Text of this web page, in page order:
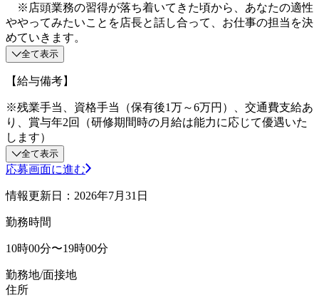
※店頭業務の習得が落ち着いてきた頃から、あなたの適性
ややってみたいことを店長と話し合って、お仕事の担当を決
めていきます。
全て表示
【給与備考】
※残業手当、資格手当（保有後1万～6万円）、交通費支給あ
り、賞与年2回（研修期間時の月給は能力に応じて優遇いた
します）
全て表示
応募画面に進む
情報更新日：2026年7月31日
勤務時間
10時00分〜19時00分
勤務地/面接地
住所